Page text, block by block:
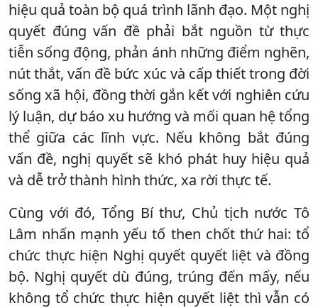
hiệu quả toàn bộ quá trình lãnh đạo. Một nghị
quyết đúng vấn đề phải bắt nguồn từ thực
tiễn sống động, phản ánh những điểm nghẽn,
nút thắt, vấn đề bức xúc và cấp thiết trong đời
sống xã hội, đồng thời gắn kết với nghiên cứu
lý luận, dự báo xu hướng và mối quan hệ tổng
thể giữa các lĩnh vực. Nếu không bắt đúng
vấn đề, nghị quyết sẽ khó phát huy hiệu quả
và dễ trở thành hình thức, xa rời thực tế.
Cùng với đó, Tổng Bí thư, Chủ tịch nước Tô
Lâm nhấn mạnh yếu tố then chốt thứ hai: tổ
chức thực hiện Nghị quyết quyết liệt và đồng
bộ. Nghị quyết dù đúng, trúng đến mấy, nếu
không tổ chức thực hiện quyết liệt thì vẫn có